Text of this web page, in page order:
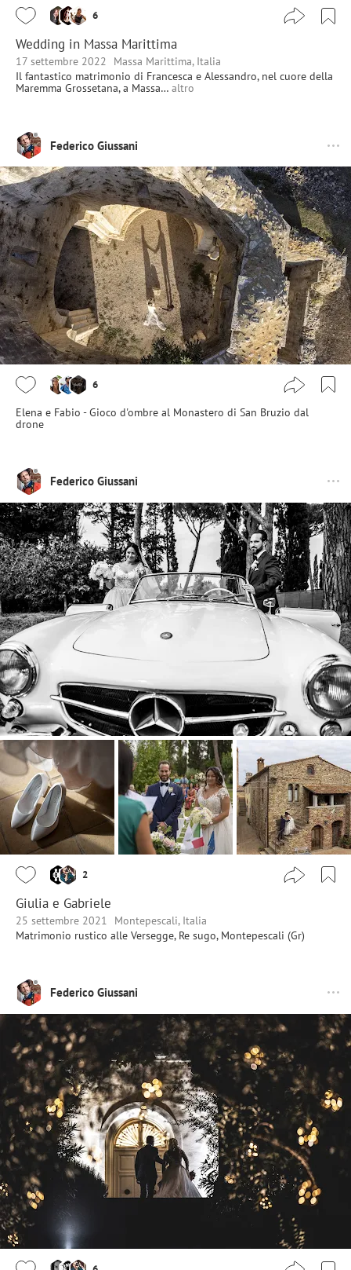
6
Wedding in Massa Marittima
17 settembre 2022
Massa Marittima, Italia
Il fantastico matrimonio di Francesca e Alessandro, nel cuore della
Maremma Grossetana, a Massa… altro
Federico Giussani
6
Elena e Fabio - Gioco d'ombre al Monastero di San Bruzio dal
drone
Federico Giussani
2
Giulia e Gabriele
25 settembre 2021
Montepescali, Italia
Matrimonio rustico alle Versegge, Re sugo, Montepescali (Gr)
Federico Giussani